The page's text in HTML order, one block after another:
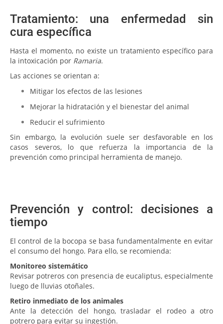
Tratamiento: una enfermedad sin
cura específica
Hasta el momento, no existe un tratamiento específico para
la intoxicación por Ramaria.
Las acciones se orientan a:
Mitigar los efectos de las lesiones
Mejorar la hidratación y el bienestar del animal
Reducir el sufrimiento
Sin embargo, la evolución suele ser desfavorable en los
casos severos, lo que refuerza la importancia de la
prevención como principal herramienta de manejo.
Prevención y control: decisiones a
tiempo
El control de la bocopa se basa fundamentalmente en evitar
el consumo del hongo. Para ello, se recomienda:
Monitoreo sistemático
Revisar potreros con presencia de eucaliptus, especialmente
luego de lluvias otoñales.
Retiro inmediato de los animales
Ante la detección del hongo, trasladar el rodeo a otro
potrero para evitar su ingestión.